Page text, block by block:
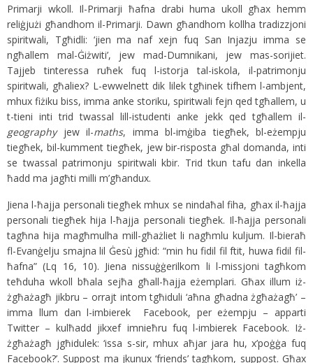
Primarji wkoll. Il-Primarji ħafna drabi huma ukoll għax hemm
reliġjużi għandhom il-Primarji. Dawn għandhom kollha tradizzjoni
spiritwali, Tgħidli: ‘jien ma naf xejn fuq San Injazju imma se
ngħallem mal-Ġiżwiti’, jew mad-Dumnikani, jew mas-sorijiet.
Tajjeb tinteressa ruħek fuq l-istorja tal-iskola, il-patrimonju
spiritwali, għaliex? L-ewwelnett dik lilek tgħinek tifhem l-ambjent,
mhux fiżiku biss, imma anke storiku, spiritwali fejn qed tgħallem, u
t-tieni inti trid twassal lill-istudenti anke jekk qed tgħallem il-
geographyjew il-maths, imma bl-imġiba tiegħek, bl-eżempju
tiegħek, bil-kumment tiegħek, jew bir-risposta għal domanda, inti
se twassal patrimonju spiritwali kbir. Trid tkun tafu dan inkella
ħadd ma jagħti milli m’għandux.
Jiena l-ħajja personali tiegħek mhux se nindaħal fiha, għax il-ħajja
personali tiegħek hija l-ħajja personali tiegħek. Il-ħajja personali
tagħna hija magħmulha mill-għażliet li nagħmlu kuljum. Il-bieraħ
fl-Evanġelju smajna lil Ġesù jgħid: “min hu fidil fil ftit, huwa fidil fil-
ħafna” (Lq 16, 10). Jiena nissuġġerilkom li l-missjoni tagħkom
teħduha wkoll bħala sejħa għall-ħajja eżemplari. Għax illum iż-
żgħażagħ jikbru – orrajt intom tgħiduli ‘aħna għadna żgħażagħ’ –
imma llum dan l-imbierek Facebook, per eżempju – apparti
Twitter – kulħadd jikxef imnieħru fuq l-imbierek Facebook. Iż-
żgħażagħ jgħidulek: ‘issa s-sir, mhux aħjar jara hu, x’poġġa fuq
Facebook?’. Suppost ma jkunux ‘friends’ tagħkom, suppost. Għax